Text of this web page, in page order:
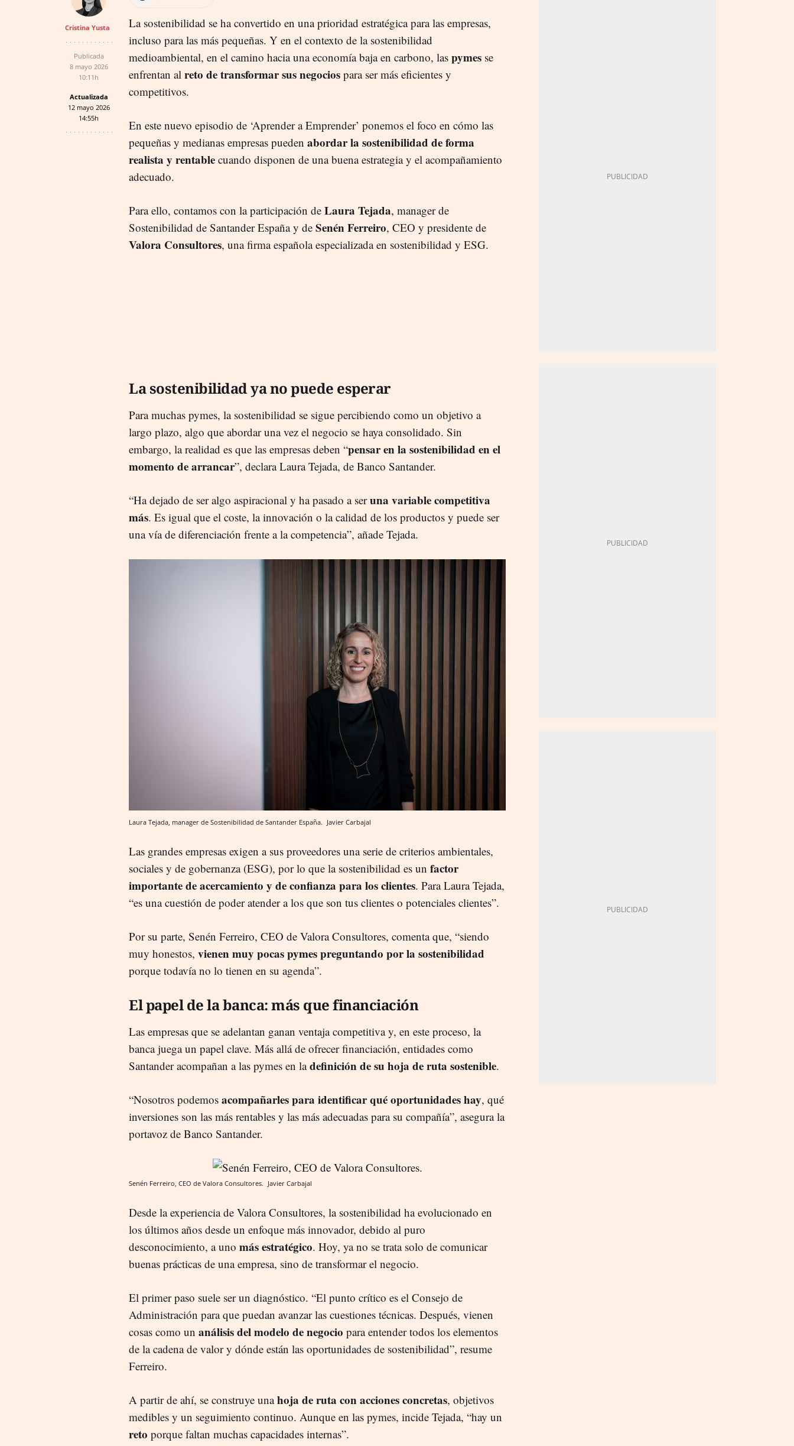
Cristina Yusta
Publicada
8 mayo 2026
10:11h
Actualizada
12 mayo 2026
14:55h
La sostenibilidad se ha convertido en una prioridad estratégica para las empresas,
incluso para las más pequeñas. Y en el contexto de la sostenibilidad
medioambiental, en el camino hacia una economía baja en carbono, las pymes se
enfrentan al reto de transformar sus negocios para ser más eficientes y
competitivos.
En este nuevo episodio de ‘Aprender a Emprender’ ponemos el foco en cómo las
pequeñas y medianas empresas pueden abordar la sostenibilidad de forma
realista y rentable cuando disponen de una buena estrategia y el acompañamiento
adecuado.
Para ello, contamos con la participación de Laura Tejada, manager de
Sostenibilidad de Santander España y de Senén Ferreiro, CEO y presidente de
Valora Consultores, una firma española especializada en sostenibilidad y ESG.
La sostenibilidad ya no puede esperar
Para muchas pymes, la sostenibilidad se sigue percibiendo como un objetivo a
largo plazo, algo que abordar una vez el negocio se haya consolidado. Sin
embargo, la realidad es que las empresas deben “pensar en la sostenibilidad en el
momento de arrancar”, declara Laura Tejada, de Banco Santander.
“Ha dejado de ser algo aspiracional y ha pasado a seruna variable competitiva
más. Es igual que el coste, la innovación o la calidad de los productos y puede ser
una vía de diferenciación frente a la competencia”, añade Tejada.
Laura Tejada, manager de Sostenibilidad de Santander España. Javier Carbajal
Las grandes empresas exigen a sus proveedores una serie de criterios ambientales,
sociales y de gobernanza (ESG), por lo que la sostenibilidad es un factor
importante de acercamiento y de confianza para los clientes. Para Laura Tejada,
“es una cuestión de poder atender a los que son tus clientes o potenciales clientes”.
Por su parte, Senén Ferreiro, CEO de Valora Consultores, comenta que, “siendo
muy honestos, vienen muy pocas pymes preguntando por la sostenibilidad
porque todavía no lo tienen en su agenda”.
El papel de la banca: más que financiación
Las empresas que se adelantan ganan ventaja competitiva y, en este proceso, la
banca juega un papel clave. Más allá de ofrecer financiación, entidades como
Santander acompañan a las pymes en ladefinición de su hoja de ruta sostenible.
“Nosotros podemos acompañarles para identificar qué oportunidades hay, qué
inversiones son las más rentables y las más adecuadas para su compañía”, asegura la
portavoz de Banco Santander.
Senén Ferreiro, CEO de Valora Consultores. Javier Carbajal
Desde la experiencia de Valora Consultores, la sostenibilidad ha evolucionado en
los últimos años desde un enfoque más innovador, debido al puro
desconocimiento, a uno más estratégico. Hoy, ya no se trata solo de comunicar
buenas prácticas de una empresa, sino de transformar el negocio.
El primer paso suele ser un diagnóstico. “El punto crítico es el Consejo de
Administración para que puedan avanzar las cuestiones técnicas. Después, vienen
cosas como un análisis del modelo de negocio para entender todos los elementos
de la cadena de valor y dónde están las oportunidades de sostenibilidad”, resume
Ferreiro.
A partir de ahí, se construye unahoja de ruta con acciones concretas, objetivos
medibles y un seguimiento continuo. Aunque en las pymes, incide Tejada, “hay un
reto porque faltan muchas capacidades internas”.